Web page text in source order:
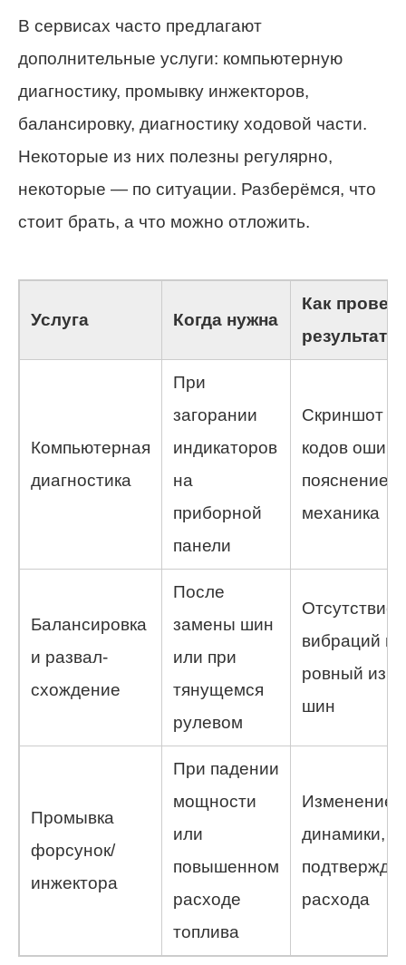
В сервисах часто предлагают
дополнительные услуги: компьютерную
диагностику, промывку инжекторов,
балансировку, диагностику ходовой части.
Некоторые из них полезны регулярно,
некоторые — по ситуации. Разберёмся, что
стоит брать, а что можно отложить.
Услуга Когда нужна
Как
результат
Компьютерная
диагностика
При
загорании
индикаторов
на
приборной
панели
Скриншот
кодов
пояснение
механика
Балансировка
и развал-
схождение
После
замены шин
или при
тянущемся
рулевом
Отсутствие
вибраций и
ровный
шин
Промывка
форсунок/
инжектора
При падении
мощности
или
повышенном
расходе
топлива
Изменение
динамики,
расхода